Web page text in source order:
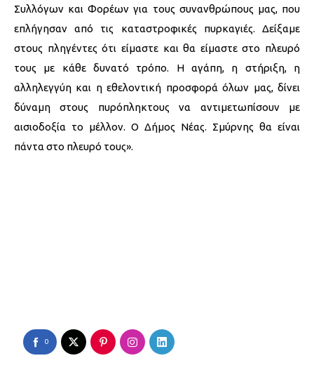
Συλλόγων και Φορέων για τους συνανθρώπους μας, που
επλήγησαν από τις καταστροφικές πυρκαγιές. Δείξαμε
στους πληγέντες ότι είμαστε και θα είμαστε στο πλευρό
τους με κάθε δυνατό τρόπο. Η αγάπη, η στήριξη, η
αλληλεγγύη και η εθελοντική προσφορά όλων μας, δίνει
δύναμη στους πυρόπληκτους να αντιμετωπίσουν με
αισιοδοξία το μέλλον. Ο Δήμος Νέας. Σμύρνης θα είναι
πάντα στο πλευρό τους».
0